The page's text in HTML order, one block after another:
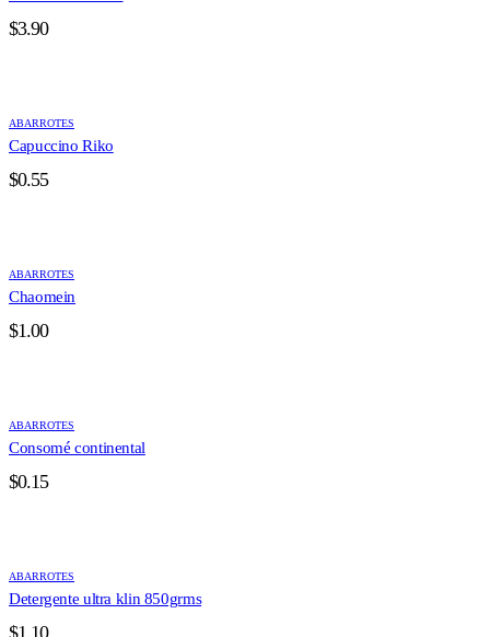
$3.90
ABARROTES
Capuccino Riko
$0.55
ABARROTES
Chaomein
$1.00
ABARROTES
Consomé continental
$0.15
ABARROTES
Detergente ultra klin 850grms
$1.10